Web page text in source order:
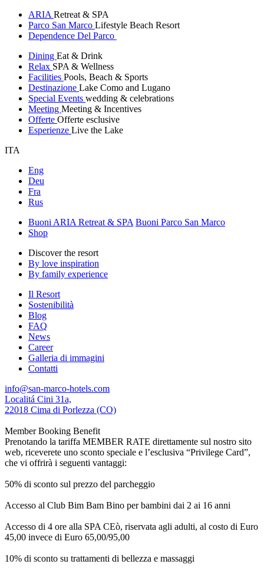
ARIA Retreat & SPA
Parco San Marco Lifestyle Beach Resort
Dependence Del Parco
Dining Eat & Drink
Relax SPA & Wellness
Facilities Pools, Beach & Sports
Destinazione Lake Como and Lugano
Special Events wedding & celebrations
Meeting Meeting & Incentives
Offerte Offerte esclusive
Esperienze Live the Lake
ITA
Eng
Deu
Fra
Rus
Buoni ARIA Retreat & SPA Buoni Parco San Marco
Shop
Discover the resort
By love inspiration
By family experience
Il Resort
Sostenibilità
Blog
FAQ
News
Career
Galleria di immagini
Contatti
info@san-marco-hotels.com
Localitá Cini 31a,
22018 Cima di Porlezza (CO)
Member Booking Benefit
Prenotando la tariffa MEMBER RATE direttamente sul nostro sito
web, riceverete uno sconto speciale e l’esclusiva “Privilege Card”,
che vi offrirà i seguenti vantaggi:
50% di sconto sul prezzo del parcheggio
Accesso al Club Bim Bam Bino per bambini dai 2 ai 16 anni
Accesso di 4 ore alla SPA CEò, riservata agli adulti, al costo di Euro
45,00 invece di Euro 65,00/95,00
10% di sconto su trattamenti di bellezza e massaggi